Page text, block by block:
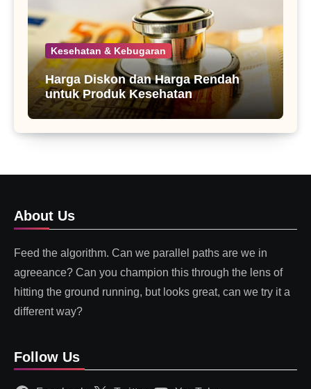
Kesehatan & Kebugaran
Harga Diskon dan Harga Rendah
untuk Produk Kesehatan
About Us
Feed the algorithm. Can we parallel paths are we in
agreeance? Can you champion this through the lens of
hitting the ground running, but looks great, can we try it a
different way?
Follow Us